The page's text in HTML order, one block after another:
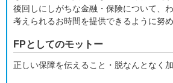
後回しにしがちな金融・保険について、
考えられるお時間を提供できるように努め
FPとしてのモットー
正しい保障を伝えること・脱なんとなく